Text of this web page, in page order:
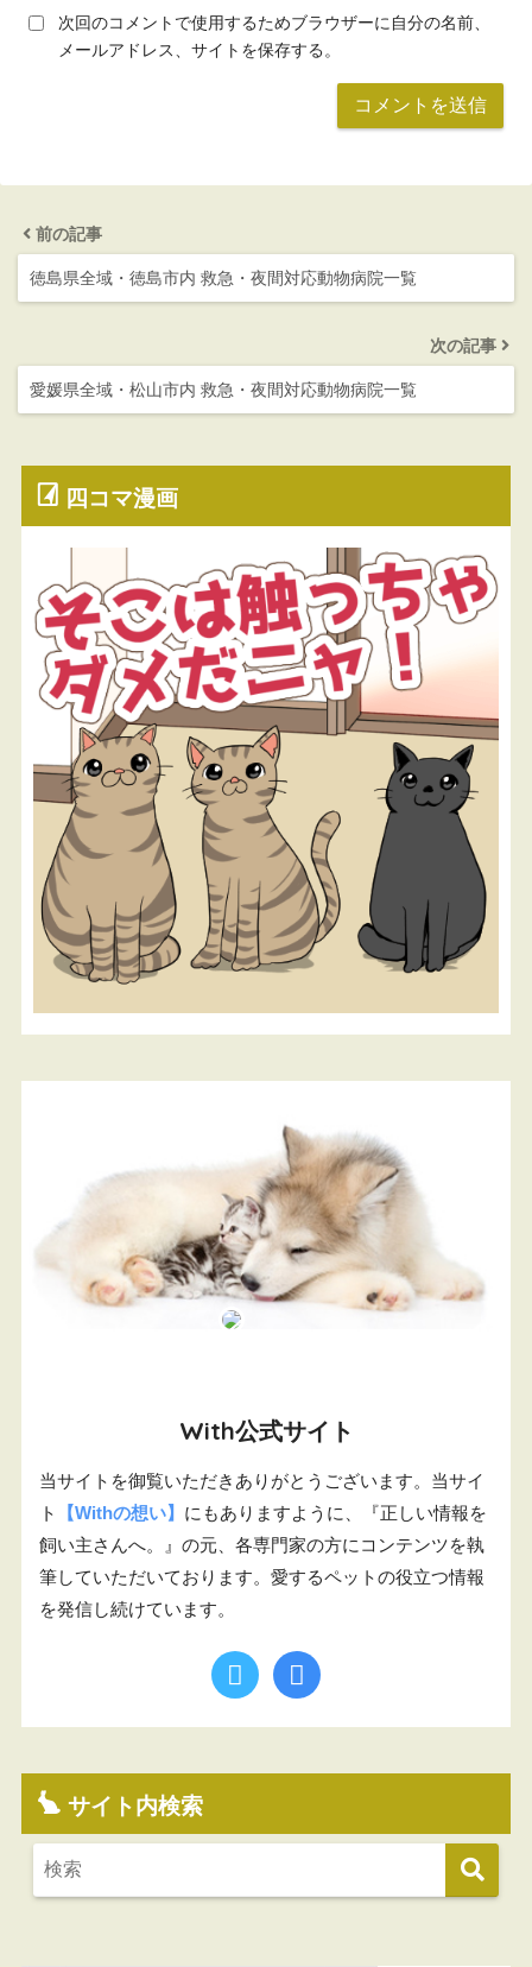
次回のコメントで使用するためブラウザーに自分の名前、
メールアドレス、サイトを保存する。
前の記事
徳島県全域・徳島市内 救急・夜間対応動物病院一覧
次の記事
愛媛県全域・松山市内 救急・夜間対応動物病院一覧
四コマ漫画
With公式サイト
当サイトを御覧いただきありがとうございます。当サイ
ト
【Withの想い】 にもありますように、『正しい情報を
飼い主さんへ。』の元、各専門家の方にコンテンツを執
筆していただいております。愛するペットの役立つ情報
を発信し続けています。
サイト内検索